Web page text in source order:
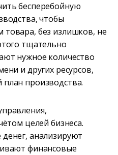
бесперебойную
чтобы
без излишков, не
тщательно
нужное количество
и других ресурсов,
производства.
целей бизнеса.
анализируют
финансовые